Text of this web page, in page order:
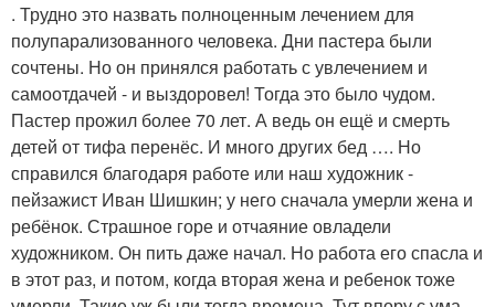
. Трудно это назвать полноценным лечением для
полупарализованного человека. Дни пастера были
сочтены. Но он принялся работать с увлечением и
самоотдачей - и выздоровел! Тогда это было чудом.
Пастер прожил более 70 лет. А ведь он ещё и смерть
детей от тифа перенёс. И много других бед …. Но
справился благодаря работе или наш художник -
пейзажист Иван Шишкин; у него сначала умерли жена и
ребёнок. Страшное горе и отчаяние овладели
художником. Он пить даже начал. Но работа его спасла и
в этот раз, и потом, когда вторая жена и ребенок тоже